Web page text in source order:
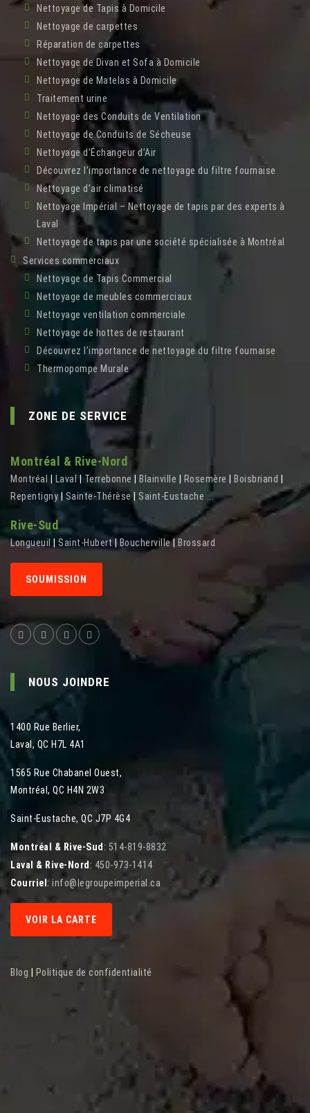
Nettoyage de Tapis à Domicile
Nettoyage de carpettes
Réparation de carpettes
Nettoyage de Divan et Sofa à Domicile
Nettoyage de Matelas à Domicile
Traitement urine
Nettoyage des Conduits de Ventilation
Nettoyage de Conduits de Sécheuse
Nettoyage d’Échangeur d’Air
Découvrez l’importance de nettoyage du filtre fournaise
Nettoyage d’air climatisé
Nettoyage Impérial – Nettoyage de tapis par des experts à
Laval
Nettoyage de tapis par une société spécialisée à Montréal
Services commerciaux
Nettoyage de Tapis Commercial
Nettoyage de meubles commerciaux
Nettoyage ventilation commerciale
Nettoyage de hottes de restaurant
Découvrez l’importance de nettoyage du filtre fournaise
Thermopompe Murale
ZONE DE SERVICE
Montréal & Rive-Nord
Montréal Laval|Terrebonne Blainville Rosemère Boisbriand
Repentigny| Sainte-Thérèse Saint-Eustache ...
Rive-Sud
Longueuil Saint-Hubert Boucherville| Brossard
SOUMISSION
NOUS JOINDRE
1400 Rue Berlier,
Laval , QC H7L 4A1
1565 Rue Chabanel Ouest,
Montréal , QC H4N 2W3
Saint-Eustache, QC J7P 4G4
Montréal & Rive-Sud : 514-819-8832
Laval & Rive-Nord : 450-973-1414
Courriel : info@legroupeimperial.ca
VOIR LA CARTE
Blog Politique de confidentialité